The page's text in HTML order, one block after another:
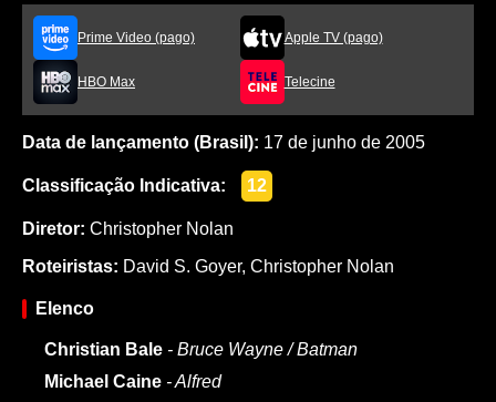
Prime Video (pago) Apple TV (pago)
HBO Max Telecine
Data de lançamento (Brasil): 17 de junho de 2005
Classificação Indicativa: 12
Diretor: Christopher Nolan
Roteiristas: David S. Goyer, Christopher Nolan
Elenco
Christian Bale - Bruce Wayne / Batman
Michael Caine - Alfred